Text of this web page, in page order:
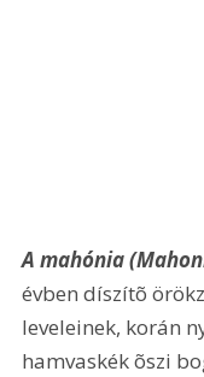
A mahónia
évben díszítõ
leveleinek, korán
hamvaskék õszi